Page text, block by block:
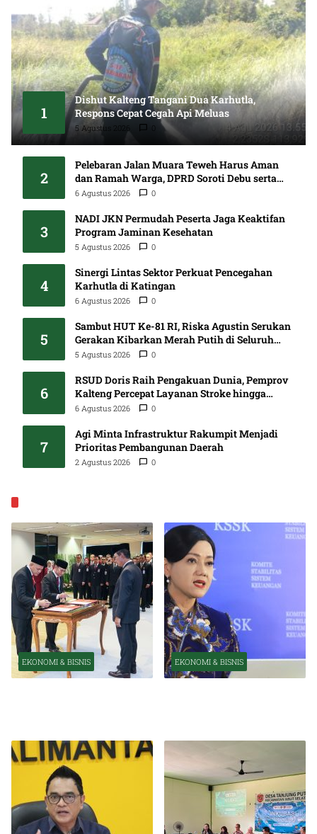
1
Dishut Kalteng Tangani Dua Karhutla,
Respons Cepat Cegah Api Meluas
5 Agustus 2026
2
Pelebaran Jalan Muara Teweh Harus Aman
dan Ramah Warga, DPRD Soroti Debu serta
Standar K3
6 Agustus 2026 0
3
NADI JKN Permudah Peserta Jaga Keaktifan
Program Jaminan Kesehatan
5 Agustus 2026 0
4
Sinergi Lintas Sektor Perkuat Pencegahan
Karhutla di Katingan
6 Agustus 2026 0
5
Sambut HUT Ke-81 RI, Riska Agustin Serukan
Gerakan Kibarkan Merah Putih di Seluruh
Kalteng
5 Agustus 2026 0
6
RSUD Doris Raih Pengakuan Dunia, Pemprov
Kalteng Percepat Layanan Stroke hingga
Pelosok
6 Agustus 2026 0
7
Agi Minta Infrastruktur Rakumpit Menjadi
Prioritas Pembangunan Daerah
2 Agustus 2026 0
EKONOMI & BISNIS EKONOMI & BISNIS